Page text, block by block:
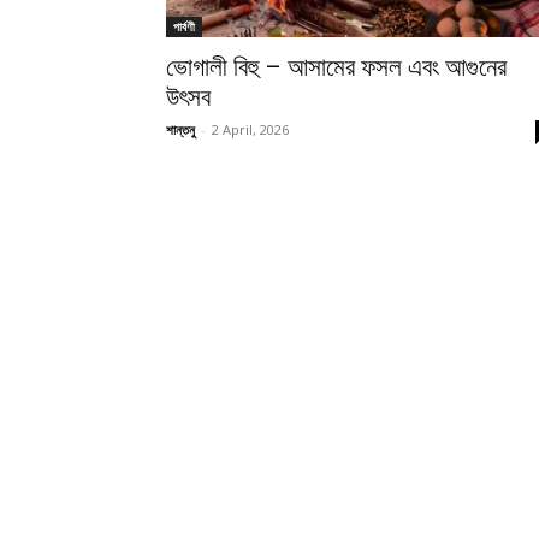
পার্বণী
ভোগালী বিহু – আসামের ফসল এবং আগুনের
উৎসব
শান্তনু - 2 April, 2026